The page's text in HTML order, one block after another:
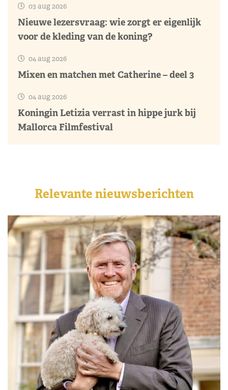
03 aug 2026
Nieuwe lezersvraag: wie zorgt er eigenlijk
voor de kleding van de koning?
04 aug 2026
Mixen en matchen met Catherine – deel 3
04 aug 2026
Koningin Letizia verrast in hippe jurk bij
Mallorca Filmfestival
Relevante nieuwsberichten